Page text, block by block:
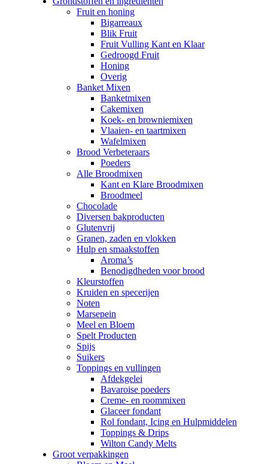
Fruit en honing
Bigarreaux
Blik Fruit
Fruit Vulling Kant en Klaar
Gedroogd Fruit
Honing
Overig
Banket Mixen
Banketmixen
Cakemixen
Koek- en browniemixen
Vlaaien- en taartmixen
Wafelmixen
Brood Verbeteraars
Poeders
Alle Broodmixen
Kant en Klare Broodmixen
Broodmeel
Chocolade
Diversen bakproducten
Glutenvrij
Granen, zaden en vlokken
Hulp en smaakstoffen
Aroma’s
Benodigdheden voor brood
Kleurstoffen
Kruiden en specerijen
Noten
Marsepein
Meel en Bloem
Spelt Producten
Spijs
Suikers
Toppings en vullingen
Afdekgelei
Bavaroise poeders
Creme- en roommixen
Glaceer fondant
Rol fondant, Icing en Hulpmiddelen
Toppings & Drips
Wilton Candy Melts
Groot verpakkingen